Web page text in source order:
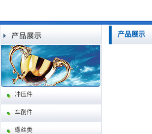
冲压件
车削件
螺丝类
产品展示